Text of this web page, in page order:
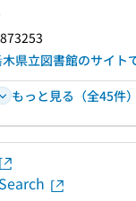
県立図書館のサイト
もっと見る（全45件）